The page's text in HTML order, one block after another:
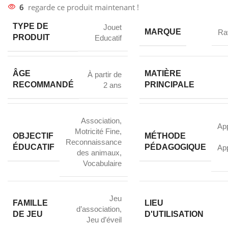
6 regarde ce produit maintenant !
TYPE DE
PRODUIT
Jouet
Educatif
MARQUE
ÂGE
RECOMMANDÉ
À partir de
2 ans
MATIÈRE
PRINCIPALE
OBJECTIF
ÉDUCATIF
Association,
Motricité Fine,
Reconnaissance
des animaux,
Vocabulaire
MÉTHODE
PÉDAGOGIQUE
FAMILLE
DE JEU
Jeu
d’association,
Jeu d’éveil
LIEU
D'UTILISATION